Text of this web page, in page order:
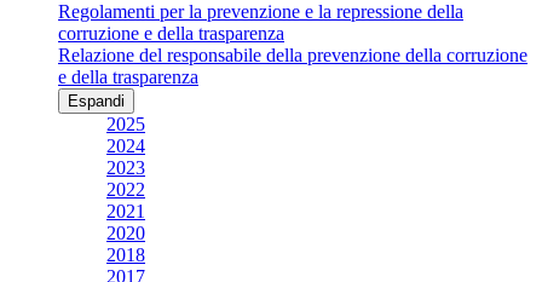
Regolamenti per la prevenzione e la repressione della
corruzione e della trasparenza
Relazione del responsabile della prevenzione della corruzione
e della trasparenza
Espandi
2025
2024
2023
2022
2021
2020
2018
2017